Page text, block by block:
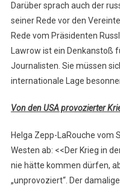
Darüber sprach auch der
seiner Rede vor den
Rede vom Präsidenten
Lawrow ist ein Denkanstoß
Journalisten. Sie müssen
internationale Lage
Von den USA provozierter
Helga Zepp-LaRouche
Westen ab: <<Der Krieg in
nie hätte kommen dürfen,
„unprovoziert“. Der